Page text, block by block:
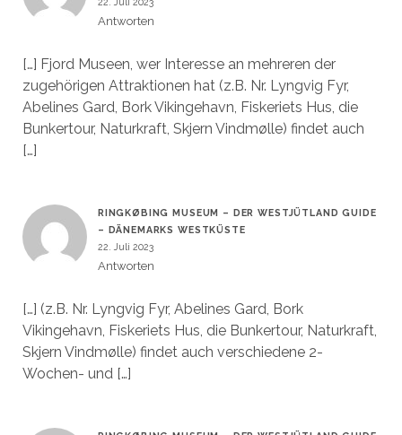
Antworten
[…] Fjord Museen, wer Interesse an mehreren der
zugehörigen Attraktionen hat (z.B. Nr. Lyngvig Fyr,
Abelines Gard, Bork Vikingehavn, Fiskeriets Hus, die
Bunkertour, Naturkraft, Skjern Vindmølle) findet auch
[…]
RINGKØBING MUSEUM – DER WESTJÜTLAND GUIDE
– DÄNEMARKS WESTKÜSTE
22. Juli 2023
Antworten
[…] (z.B. Nr. Lyngvig Fyr, Abelines Gard, Bork
Vikingehavn, Fiskeriets Hus, die Bunkertour, Naturkraft,
Skjern Vindmølle) findet auch verschiedene 2-
Wochen- und […]